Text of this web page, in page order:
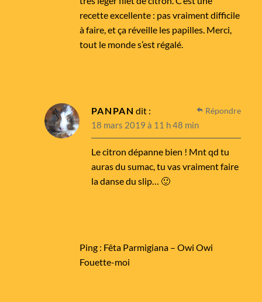
recette excellente : pas vraiment difficile
à faire, et ça réveille les papilles. Merci,
tout le monde s’est régalé.
PANPAN dit :
18 mars 2019 à 11 h 48 min
Le citron dépanne bien ! Mnt qd tu
auras du sumac, tu vas vraiment faire
la danse du slip… 🙂
Répondre
Ping : Fêta Parmigiana – Owi Owi
Fouette-moi